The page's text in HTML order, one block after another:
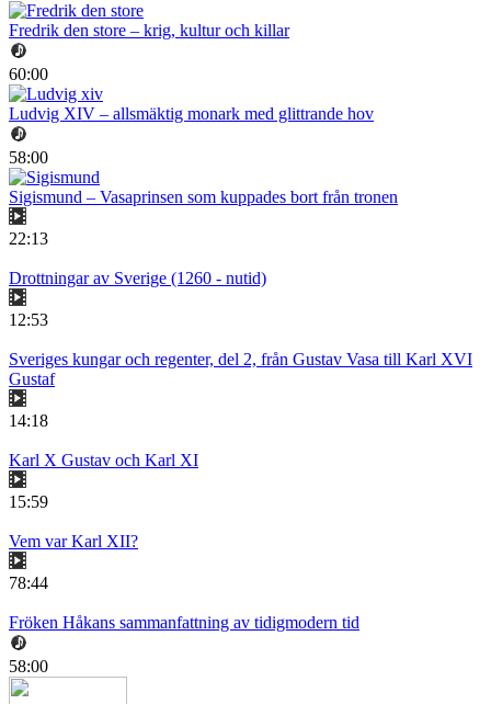
Fredrik den store – krig, kultur och killar
60:00
Ludvig XIV – allsmäktig monark med glittrande hov
58:00
Sigismund – Vasaprinsen som kuppades bort från tronen
22:13
Drottningar av Sverige (1260 - nutid)
12:53
Sveriges kungar och regenter, del 2, från Gustav Vasa till Karl XVI
Gustaf
14:18
Karl X Gustav och Karl XI
15:59
Vem var Karl XII?
78:44
Fröken Håkans sammanfattning av tidigmodern tid
58:00